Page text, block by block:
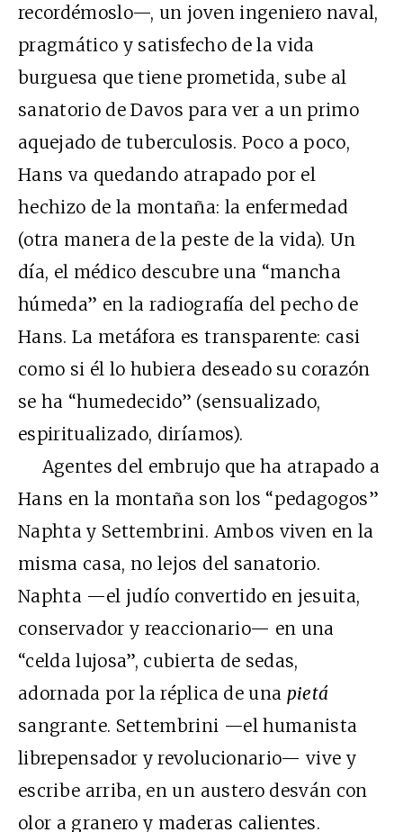
recordémoslo—, un joven ingeniero naval,
pragmático y satisfecho de la vida
burguesa que tiene prometida, sube al
sanatorio de Davos para ver a un primo
aquejado de tuberculosis. Poco a poco,
Hans va quedando atrapado por el
hechizo de la montaña: la enfermedad
(otra manera de la peste de la vida). Un
día, el médico descubre una “mancha
húmeda” en la radiografía del pecho de
Hans. La metáfora es transparente: casi
como si él lo hubiera deseado su corazón
se ha “humedecido” (sensualizado,
espiritualizado, diríamos).
Agentes del embrujo que ha atrapado a
Hans en la montaña son los “pedagogos”
Naphta y Settembrini. Ambos viven en la
misma casa, no lejos del sanatorio.
Naphta —el judío convertido en jesuita,
conservador y reaccionario— en una
“celda lujosa”, cubierta de sedas,
adornada por la réplica de una pietá
sangrante. Settembrini —el humanista
librepensador y revolucionario— vive y
escribe arriba, en un austero desván con
olor a granero y maderas calientes.